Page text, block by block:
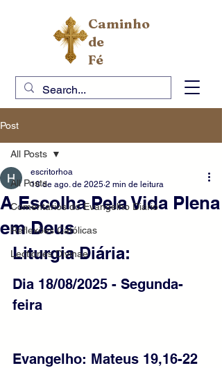
Caminho
de
Fé
Post
All Posts
Comentários do Evangelho Diário
Reflexões Católicas
Lectiones Divinae
All Posts
A Escolha Pela Vida Plena
em Deus
escritorhoa
18 de ago. de 2025 2 min de leitura
Liturgia Diária:
Dia 18/08/2025 - Segunda-
feira
Evangelho: Mateus 19,16-22